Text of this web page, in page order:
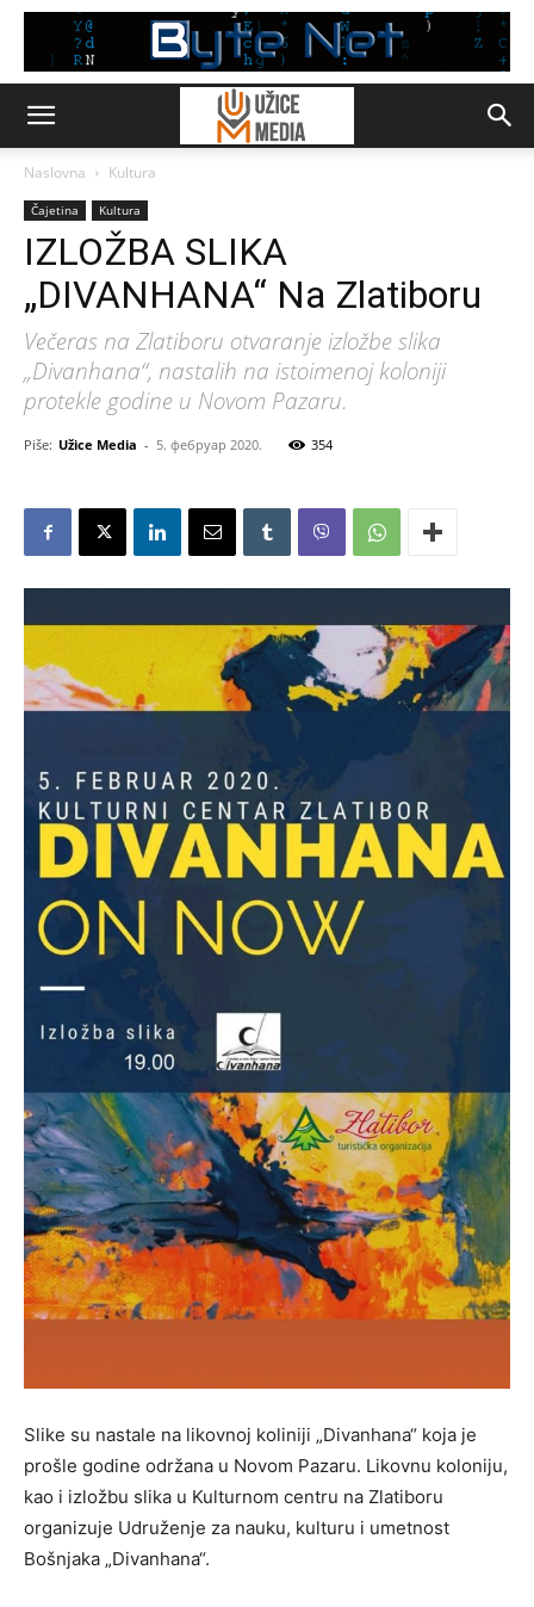
Naslovna Kultura
Čajetina Kultura
IZLOŽBA SLIKA
„DIVANHANA“ Na Zlatiboru
Večeras na Zlatiboru otvaranje izložbe slika
„Divanhana“, nastalih na istoimenoj koloniji
protekle godine u Novom Pazaru.
Piše: Užice Media - 5. фебруар 2020. 354
Slike su nastale na likovnoj koliniji „Divanhana“ koja je
prošle godine održana u Novom Pazaru. Likovnu koloniju,
kao i izložbu slika u Kulturnom centru na Zlatiboru
organizuje Udruženje za nauku, kulturu i umetnost
Bošnjaka „Divanhana“.